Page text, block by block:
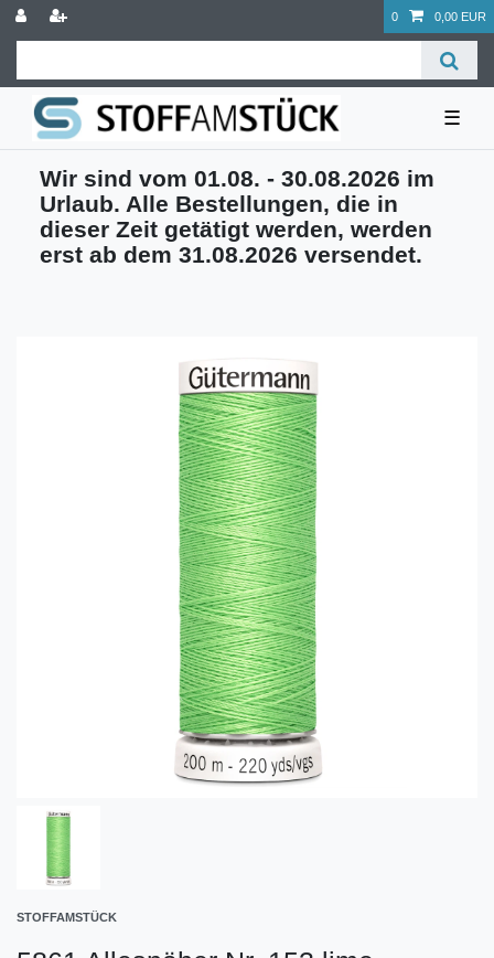
0 0,00 EUR
☰
Wir sind vom 01.08. - 30.08.2026 im
Urlaub. Alle Bestellungen, die in
dieser Zeit getätigt werden, werden
erst ab dem 31.08.2026 versendet.
STOFFAMSTÜCK